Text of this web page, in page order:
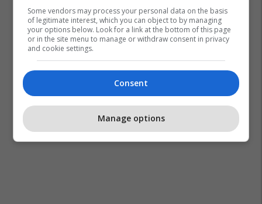
Some vendors may process your personal data on the basis
of legitimate interest, which you can object to by managing
your options below. Look for a link at the bottom of this page
or in the site menu to manage or withdraw consent in privacy
and cookie settings.
Consent
Manage options